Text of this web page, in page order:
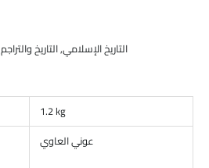
التاريخ الإسلامي,التاريخ والتراجم
1.2 kg
عوني العاوي